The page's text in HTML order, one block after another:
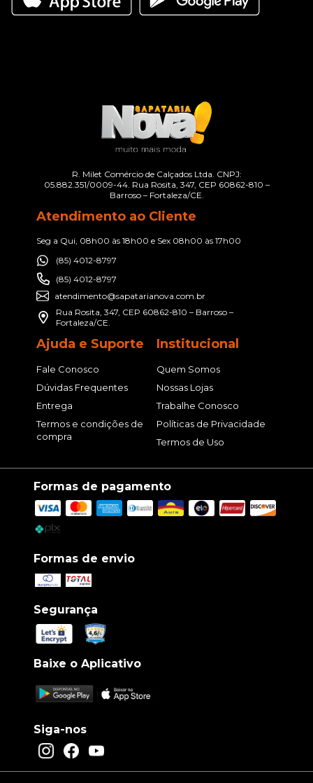
R. Milet Comércio de Calçados Ltda. CNPJ:
05.882.351/0009-44. Rua Rosita, 347, CEP 60862-810 –
Barroso – Fortaleza/CE.
Atendimento ao Cliente
Seg a Qui, 08h00 às 18h00 e Sex 08h00 às 17h00
(85) 4012-8797
(85) 4012-8797
atendimento@sapatarianova.com.br
Rua Rosita, 347, CEP 60862-810 – Barroso –
Fortaleza/CE.
Ajuda e Suporte
Fale Conosco
Dúvidas Frequentes
Entrega
Termos e condições de
compra
Institucional
Quem Somos
Nossas Lojas
Trabalhe Conosco
Políticas de Privacidade
Termos de Uso
Formas de pagamento
Formas de envio
Segurança
Baixe o Aplicativo
Siga-nos